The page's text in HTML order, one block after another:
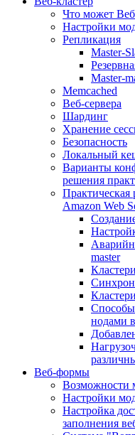
Что может
Настройки
Репликация
Master-
Master-
Memcached
Веб-сервера
Шардинг
Хранение
Безопасность
Локальный
Варианты
решения
Практическая
Amazon Web
master
Способы
нодами
Веб-формы
Возможности
Настройки
Настройка
заполнения